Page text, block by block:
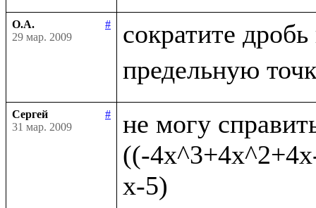
О.А.
#
29 мар. 2009
сократите дробь
Сергей
#
31 мар. 2009
не могу
((-